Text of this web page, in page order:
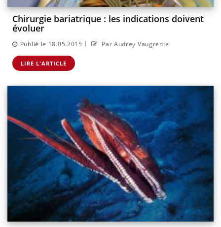
Chirurgie bariatrique : les indications doivent
évoluer
Publié le 18.05.2015 | Par Audrey Vaugrente
LIRE L'ARTICLE